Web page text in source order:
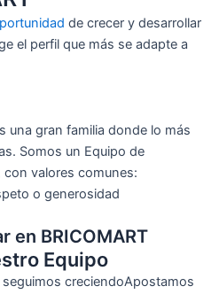
de crecer y desarrollar
el perfil que más se adapte a
una gran familia donde lo más
Somos un Equipo de
valores comunes:
o generosidad
en BRICOMART
Equipo
creciendoApostamos